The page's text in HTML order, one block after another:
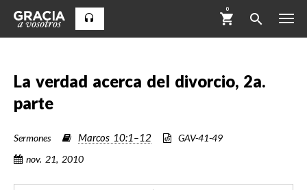
0
La verdad acerca del divorcio, 2a.
parte
Sermones Marcos 10:1–12
GAV-41-49
nov. 21, 2010